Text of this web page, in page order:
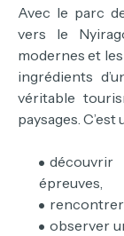
Avec le parc
vers le
modernes et
ingrédients
véritable
paysages.
épreuves,
rencontrer
observer